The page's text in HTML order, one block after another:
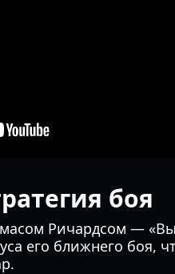
боя
Ричардсом —
его ближнего